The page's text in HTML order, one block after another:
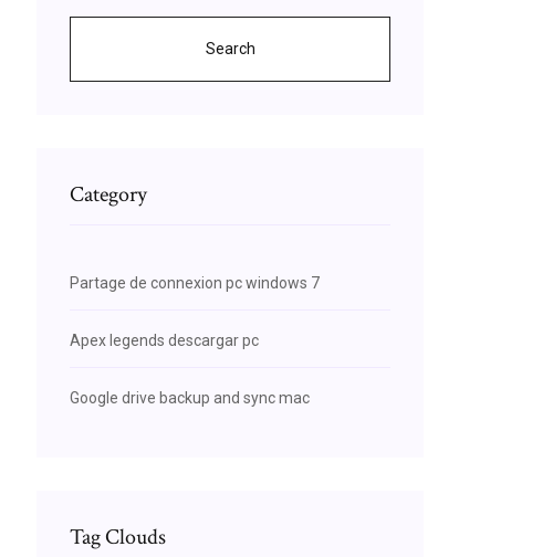
Search
Category
Partage de connexion pc windows 7
Apex legends descargar pc
Google drive backup and sync mac
Tag Clouds